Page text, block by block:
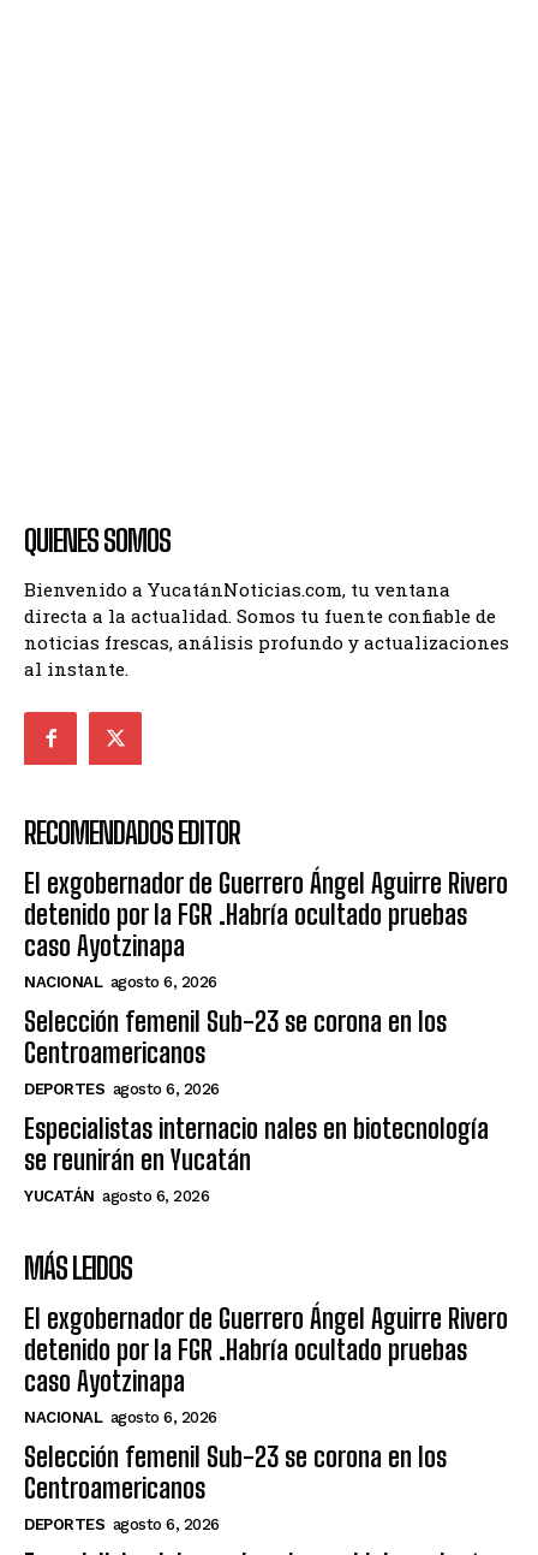
QUIENES SOMOS
Bienvenido a YucatánNoticias.com, tu ventana
directa a la actualidad. Somos tu fuente confiable de
noticias frescas, análisis profundo y actualizaciones
al instante.
RECOMENDADOS EDITOR
El exgobernador de Guerrero Ángel Aguirre Rivero
detenido por la FGR .Habría ocultado pruebas
caso Ayotzinapa
NACIONAL agosto 6, 2026
Selección femenil Sub-23 se corona en los
Centroamericanos
DEPORTES agosto 6, 2026
Especialistas internacio nales en biotecnología
se reunirán en Yucatán
YUCATÁN agosto 6, 2026
MÁS LEIDOS
El exgobernador de Guerrero Ángel Aguirre Rivero
detenido por la FGR .Habría ocultado pruebas
caso Ayotzinapa
NACIONAL agosto 6, 2026
Selección femenil Sub-23 se corona en los
Centroamericanos
DEPORTES agosto 6, 2026